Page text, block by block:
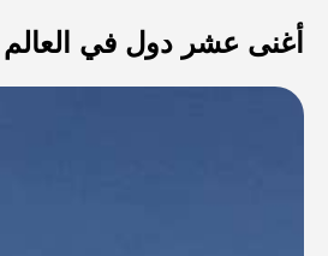
أغنى عشر دول في العالم